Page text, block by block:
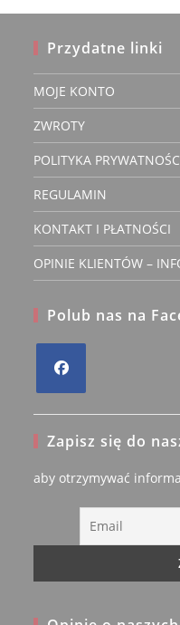
Przydatne linki
MOJE KONTO
ZWROTY
POLITYKA
REGULAMIN
KONTAKT I PŁATNOŚCI
OPINIE KLIENTÓW –
Polub nas na
a
new
Zapisz się do
aby otrzymywać